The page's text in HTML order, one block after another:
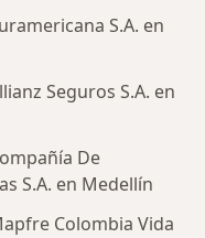
S.A. en
Seguros S.A. en
De
S.A. en Medellín
Colombia Vida